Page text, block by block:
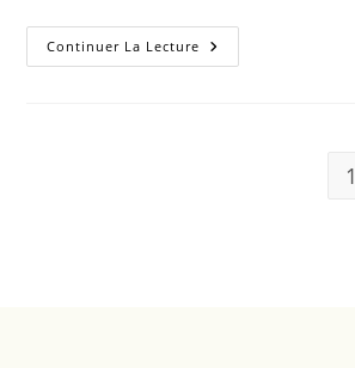
Continuer La Lecture
1